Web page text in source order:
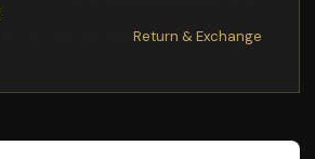
Return & Exchange